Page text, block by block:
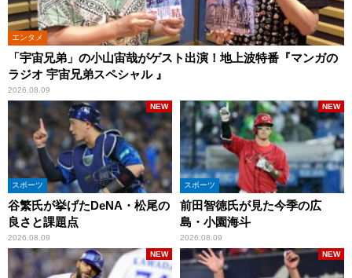
エンタメ
「宇宙兄弟」の小山宙哉がゲスト出演！地上波特番『マンガの
ラジオ 宇宙兄弟スペシャル 』
2026.08.09
スポーツ
谷繁氏が挙げたDeNA・松尾の
良さと課題点
2026.08.09
NEW
スポーツ
前田智徳氏が見た今季の広
島・小園海斗
2026.08.09
NEW
NEW NEW